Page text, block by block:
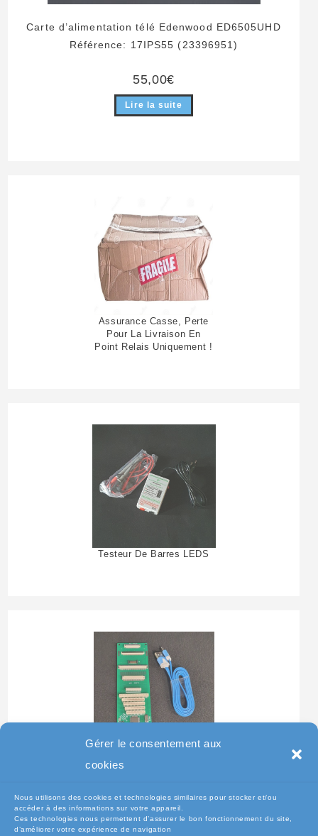
Gérer le consentement aux
cookies
Nous utilisons des cookies et technologies similaires pour stocker et/ou
accéder à des informations sur votre appareil.
Ces technologies nous permettent d’assurer le bon fonctionnement du site,
d’améliorer votre expérience de navigation
Carte d’alimentation télé Edenwood ED6505UHD
Référence: 17IPS55 (23396951)
55,00€
Lire la suite
Assurance Casse, Perte
Pour La Livraison En
Point Relais Uniquement !
Testeur De Barres LEDS